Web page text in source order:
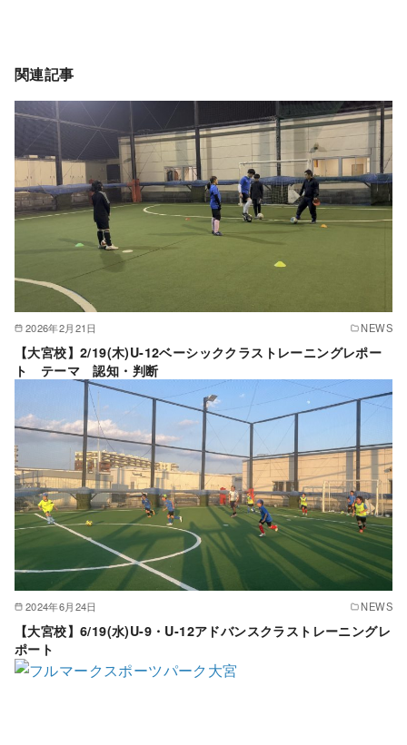
関連記事
2026年2月21日 NEWS
【大宮校】2/19(木)U-12ベーシッククラストレーニングレポー
ト テーマ 認知・判断
2024年6月24日 NEWS
【大宮校】6/19(水)U-9・U-12アドバンスクラストレーニングレ
ポート